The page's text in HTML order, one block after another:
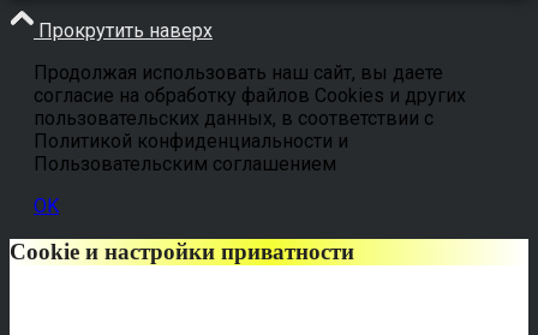
Прокрутить наверх
Продолжая использовать наш сайт, вы даете
согласие на обработку файлов Cookies и других
пользовательских данных, в соответствии с
Политикой конфиденциальности и
Пользовательским соглашением
OK
Cookie и настройки приватности